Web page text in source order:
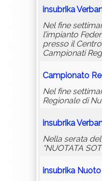
insubrika
Nel fine
l’impianto
presso il
Campionati
Campionato
Nel fine
Regionale di
insubrika
Nella serata
“NUOTATA
insubrika